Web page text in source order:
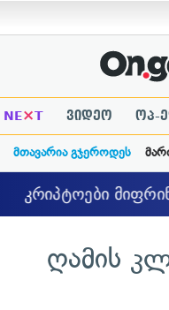
NE×T ვიდეო ოპ-
მთავარია გჯეროდეს
ღამის